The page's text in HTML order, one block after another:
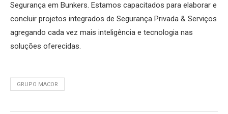
Segurança em Bunkers. Estamos capacitados para elaborar e
concluir projetos integrados de Segurança Privada & Serviços
agregando cada vez mais inteligência e tecnologia nas
soluções oferecidas.
GRUPO MACOR